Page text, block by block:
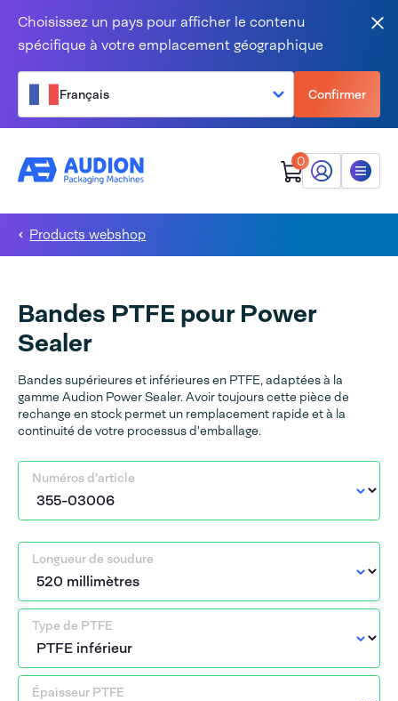
Choisissez un pays pour afficher le contenu
spécifique à votre emplacement géographique
Français Confirmer
0
Mon Audion
Menu
Products webshop
Bandes PTFE pour Power
Sealer
Bandes supérieures et inférieures en PTFE, adaptées à la
gamme Audion Power Sealer. Avoir toujours cette pièce de
rechange en stock permet un remplacement rapide et à la
continuité de votre processus d'emballage.
Numéros d'article
Longueur de soudure
Type de PTFE
Épaisseur PTFE